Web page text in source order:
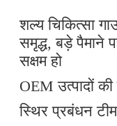
शल्य चिकित्सा
समृद्ध, बड़े पैमाने
सक्षम हो
OEM उत्पादों
स्थिर प्रबंधन